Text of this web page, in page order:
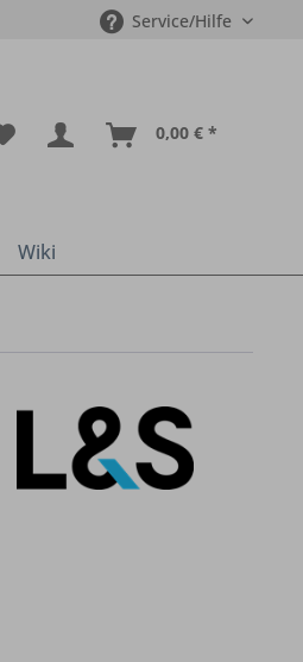
Service/Hilfe
0,00 € *
Wiki